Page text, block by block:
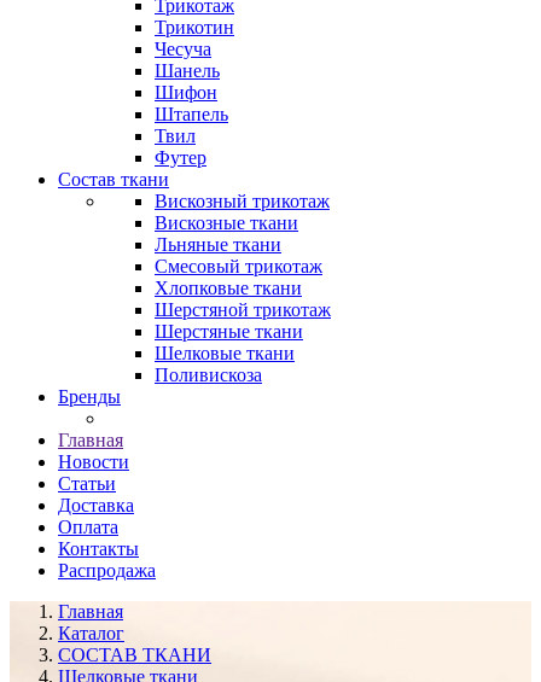
Трикотаж
Трикотин
Чесуча
Шанель
Шифон
Штапель
Твил
Футер
Состав ткани
Вискозный трикотаж
Вискозные ткани
Льняные ткани
Смесовый трикотаж
Хлопковые ткани
Шерстяной трикотаж
Шерстяные ткани
Шелковые ткани
Поливискоза
Бренды
Главная
Новости
Статьи
Доставка
Оплата
Контакты
Распродажа
Главная
Каталог
СОСТАВ ТКАНИ
Шелковые ткани